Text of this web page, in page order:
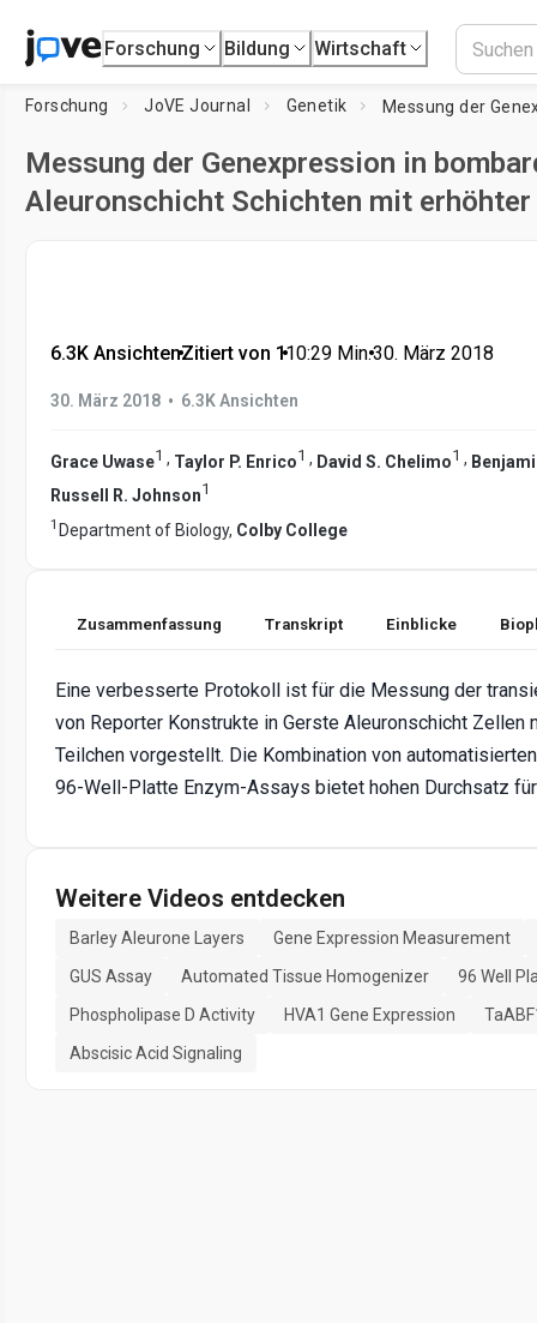
Forschung Bildung Wirtschaft
Forschung JoVE Journal Genetik
Messung der Genexpression in
Aleuronschicht Schichten mit
6.3K Ansichten•Zitiert von 1•10:29 Min.•30. März 2018
30. März 2018 • 6.3K Ansichten
Grace Uwase1 , Taylor P. Enrico1 , David S. Chelimo1 ,
Russell R. Johnson1
1 Department of Biology, Colby College
Zusammenfassung Transkript Einblicke
Eine verbesserte Protokoll ist für die Messung der
von Reporter Konstrukte in Gerste Aleuronschicht Zellen
Teilchen vorgestellt. Die Kombination von
96-Well-Platte Enzym-Assays bietet hohen Durchsatz
Weitere Videos entdecken
Barley Aleurone Layers
Gene Expression Measurement
GUS Assay
Automated Tissue Homogenizer
96 Well
Phospholipase D Activity
HVA1 Gene Expression
Abscisic Acid Signaling